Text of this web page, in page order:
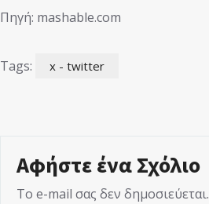
Πηγή: mashable.com
Tags: x - twitter
Αφήστε ένα Σχόλιο
Το e-mail σας δεν δημοσιεύεται.